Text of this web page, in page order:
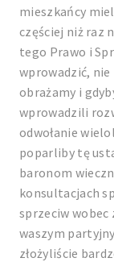
mieszkańcy
częściej niż raz
tego Prawo i
wprowadzić,
obrażamy i
wprowadzili
odwołanie
poparliby tę
baronom
konsultacjach
sprzeciw
waszym
złożyliście